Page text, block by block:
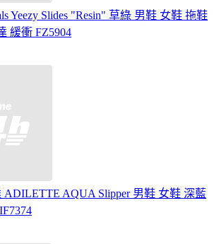
Yeezy Slides "Resin" 草綠 男鞋 女鞋 拖鞋
緩衝 FZ5904
ADILETTE AQUA Slipper 男鞋 女鞋 深藍